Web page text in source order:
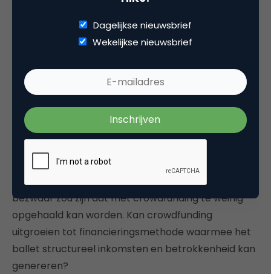
Crowdfunding als strategie
afvragen of de huidige strategieën van culturele
instellingen nog wel passend zijn. Waarom houden
culturele instellingen het werven van budget en
marketing eigenlijk nog zo gescheiden?
dat deze twee elementen veel nauwer met elkaar
verbonden zouden kunnen zijn. Een mogelijk
bezwaar zou zijn dat met crowdfunding te weinig
opgehaald kan worden. Kan crowdfunding
uitgroeien tot financieringsmethode waarmee het
ballet structureel inkomsten en betrokkenheid kan
genereren?
Dagelijkse nieuwsbrief
Wekelijkse nieuwsbrief